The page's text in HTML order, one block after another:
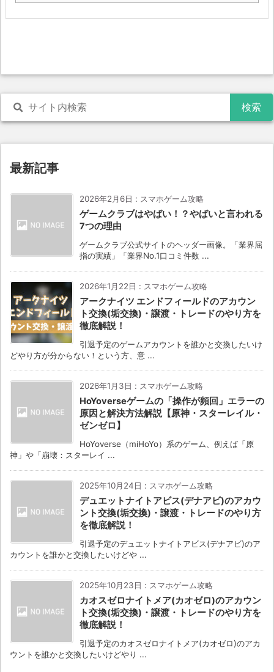
最新記事
2026年2月6日 : スマホゲーム攻略
ゲームクラブはやばい！？やばいと言われる
7つの理由
ゲームクラブ公式サイトのヘッダー画像。「業界屈
指の実績」「業界No.1口コミ件数 ...
2026年1月22日 : スマホゲーム攻略
アークナイツ エンドフィールドのアカウン
ト交換(垢交換)・譲渡・トレードのやり方を
徹底解説！
引退予定のゲームアカウントを誰かと交換したいけ
どやり方が分からない！という方、意 ...
2026年1月3日 : スマホゲーム攻略
HoYoverseゲームの「操作が頻回」エラーの
原因と解決方法解説【原神・スターレイル・
ゼンゼロ】
HoYoverse（miHoYo）系のゲーム、例えば「原
神」や「崩壊：スターレイ ...
2025年10月24日 : スマホゲーム攻略
デュエットナイトアビス(デナアビ)のアカウ
ント交換(垢交換)・譲渡・トレードのやり方
を徹底解説！
引退予定のデュエットナイトアビス(デナアビ)のア
カウントを誰かと交換したいけどや ...
2025年10月23日 : スマホゲーム攻略
カオスゼロナイトメア(カオゼロ)のアカウン
ト交換(垢交換)・譲渡・トレードのやり方を
徹底解説！
引退予定のカオスゼロナイトメア(カオゼロ)のアカ
ウントを誰かと交換したいけどやり ...